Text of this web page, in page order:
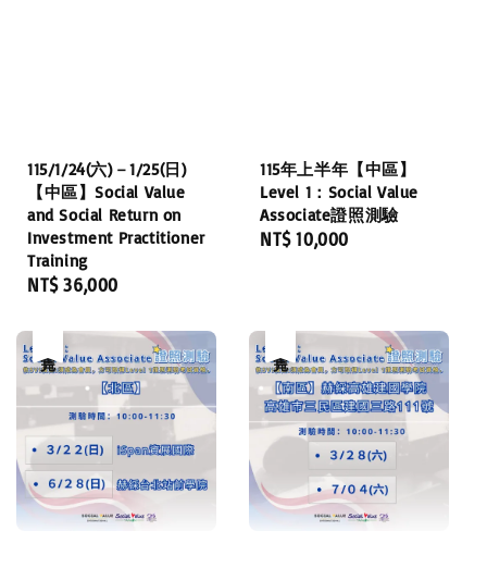
115/1/24(六)－1/25(日)
【中區】Social Value
and Social Return on
Investment Practitioner
Training
Regular
NT$ 36,000
115年上半年【中區】
Level 1：Social Value
Associate證照測驗
Regular
NT$ 10,000